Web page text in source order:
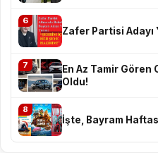
6
Zafer Partisi Adayı
7
En Az Tamir Gören
Oldu!
8
İşte, Bayram